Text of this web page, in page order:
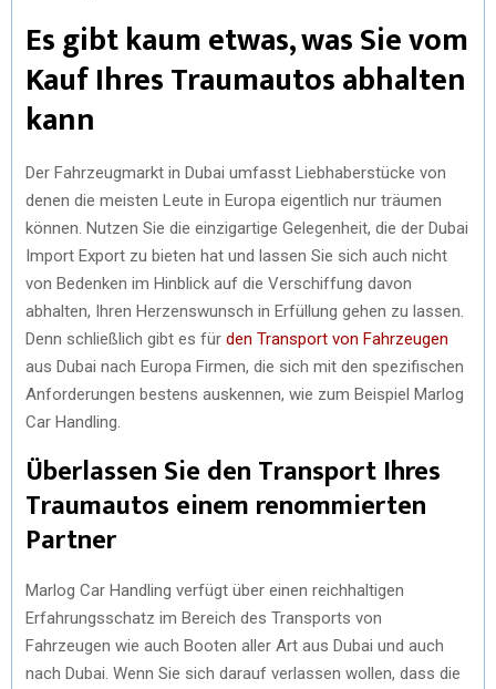
Es gibt kaum etwas, was Sie vom
Kauf Ihres Traumautos abhalten
kann
Der Fahrzeugmarkt in Dubai umfasst Liebhaberstücke von
denen die meisten Leute in Europa eigentlich nur träumen
können. Nutzen Sie die einzigartige Gelegenheit, die der Dubai
Import Export zu bieten hat und lassen Sie sich auch nicht
von Bedenken im Hinblick auf die Verschiffung davon
abhalten, Ihren Herzenswunsch in Erfüllung gehen zu lassen.
Denn schließlich gibt es für den Transport von Fahrzeugen
aus Dubai nach Europa Firmen, die sich mit den spezifischen
Anforderungen bestens auskennen, wie zum Beispiel Marlog
Car Handling.
Überlassen Sie den Transport Ihres
Traumautos einem renommierten
Partner
Marlog Car Handling verfügt über einen reichhaltigen
Erfahrungsschatz im Bereich des Transports von
Fahrzeugen wie auch Booten aller Art aus Dubai und auch
nach Dubai. Wenn Sie sich darauf verlassen wollen, dass die